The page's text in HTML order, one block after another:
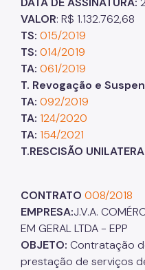
VALOR: R$ 1.132.762,68
TS: 015/2019
TS: 014/2019
TA: 061/2019
T. Revogação e
TA: 092/2019
TA: 124/2020
TA: 154/2021
T.RESCISÃO
CONTRATO 008/2018
EMPRESA:J.V.A.
EM GERAL LTDA - EPP
OBJETO: Contratação
prestação de serviços